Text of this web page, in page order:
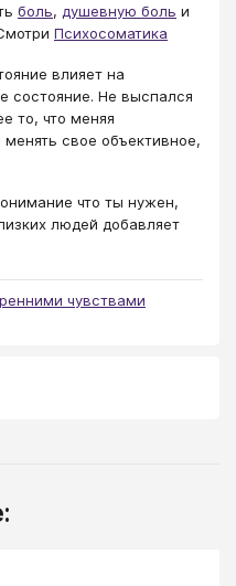
боль, душевную боль и
Психосоматика
влияет на
состояние. Не выспался
то, что меняя
свое объективное,
что ты нужен,
людей добавляет
чувствами